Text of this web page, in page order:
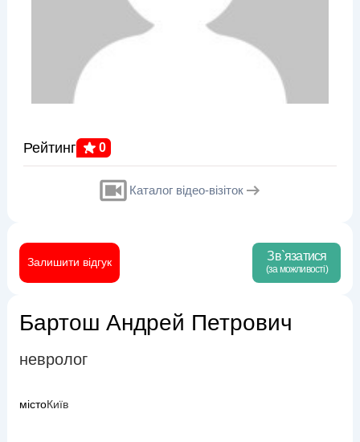
Рейтинг 0
Каталог відео-візіток
Залишити відгук Зв`язатися
(за можливості)
Бартош Андрей Петрович
невролог
містоКиїв